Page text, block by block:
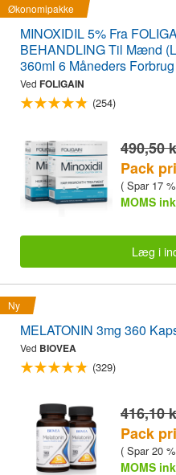
Økonomipakke
MINOXIDIL 5% Fra
BEHANDLING Til Mænd
360ml 6 Måneders Forbrug
Ved FOLIGAIN
(254)
490,50
Pack
( Spar 17
MOMS
Læg i
Ny
MELATONIN 3mg 360
Ved BIOVEA
(329)
416,10
Pack
( Spar 20
MOMS